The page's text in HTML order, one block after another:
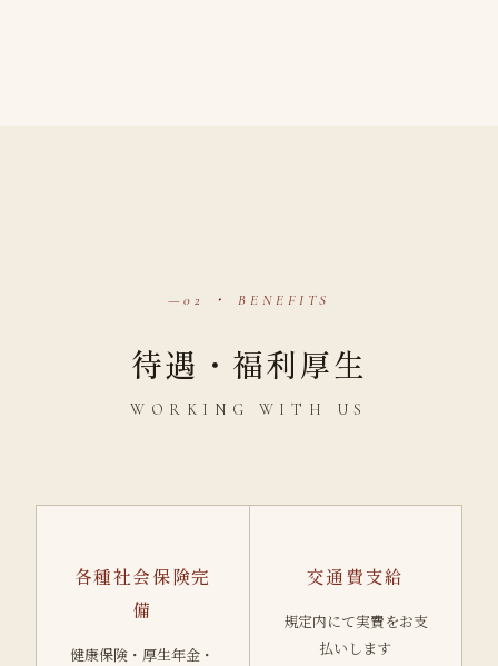
02 ・ BENEFITS
待遇・福利厚生
WORKING WITH US
各種社会保険完
備
健康保険・厚生年金・
交通費支給
規定内にて実費をお支
払いします